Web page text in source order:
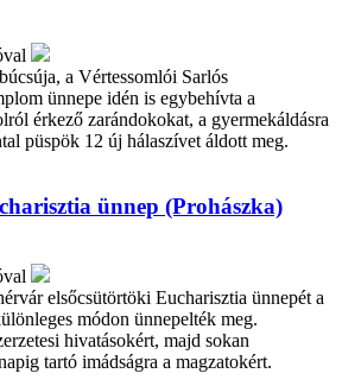
a Vértessomlói Sarlós
ünnepe idén is egybehívta a
érkező zarándokokat, a gyermekáldásra
püspök 12 új hálaszívet áldott meg.
ünnep (Prohászka)
elsőcsütörtöki Eucharisztia ünnepét a
módon ünnepelték meg.
hivatásokért, majd sokan
tartó imádságra a magzatokért.